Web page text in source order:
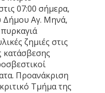
07:00 σήμερα,
Δήμου Αγ. Μηνά,
ζημιές στις
κατάσβεσης
Προανάκριση
Τμήμα της